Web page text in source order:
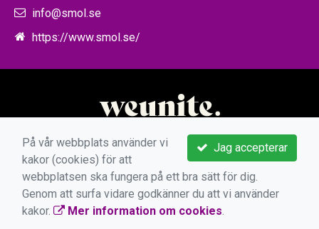
info@smol.se
https://www.smol.se/
Jag accepterar
På vår webbplats använder vi
kakor (cookies) för att
webbplatsen ska fungera på ett bra sätt för dig.
Genom att surfa vidare godkänner du att vi använder
kakor.
Mer information om cookies.